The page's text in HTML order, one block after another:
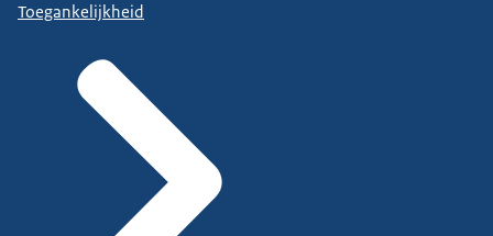
Toegankelijkheid